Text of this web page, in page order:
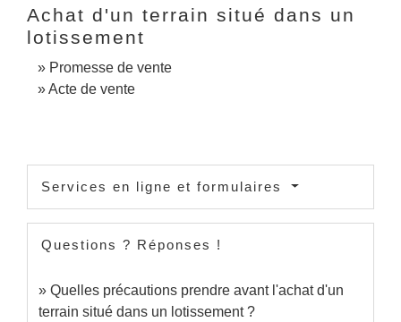
Achat d'un terrain situé dans un
lotissement
Promesse de vente
Acte de vente
Services en ligne et formulaires
Questions ? Réponses !
Quelles précautions prendre avant l'achat d'un
terrain situé dans un lotissement ?